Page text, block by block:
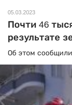
05.03.2023
Почти 46
результате
Об этом